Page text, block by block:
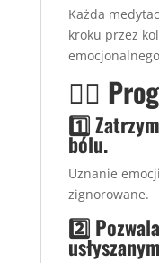
Każda
kroku przez
🧘‍♂️
1️⃣
bólu.
Uznanie
zignorowane.
2️⃣